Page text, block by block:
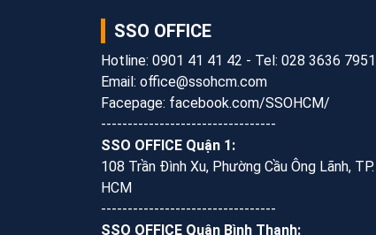
SSO OFFICE
Hotline: 0901 41 41 42 - Tel: 028 3636 7951
Email: office@ssohcm.com
Facepage: facebook.com/SSOHCM/
---------------------------------
SSO OFFICE Quận 1:
108 Trần Đình Xu, Phường Cầu Ông Lãnh, TP.
HCM
---------------------------------
SSO OFFICE Quận Bình Thạnh: